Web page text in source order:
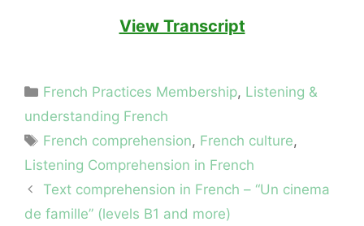
View Transcript
Categories
French Practices Membership, Listening &
understanding French
Tags
French comprehension, French culture,
Listening Comprehension in French
Text comprehension in French – “Un cinema
de famille” (levels B1 and more)